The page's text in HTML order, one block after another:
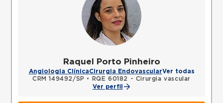
Raquel Porto Pinheiro
Angiologia ClínicaCirurgia EndovascularVer todas
CRM 149492/SP •
RQE 60182 - Cirurgia vascular
Ver perfil